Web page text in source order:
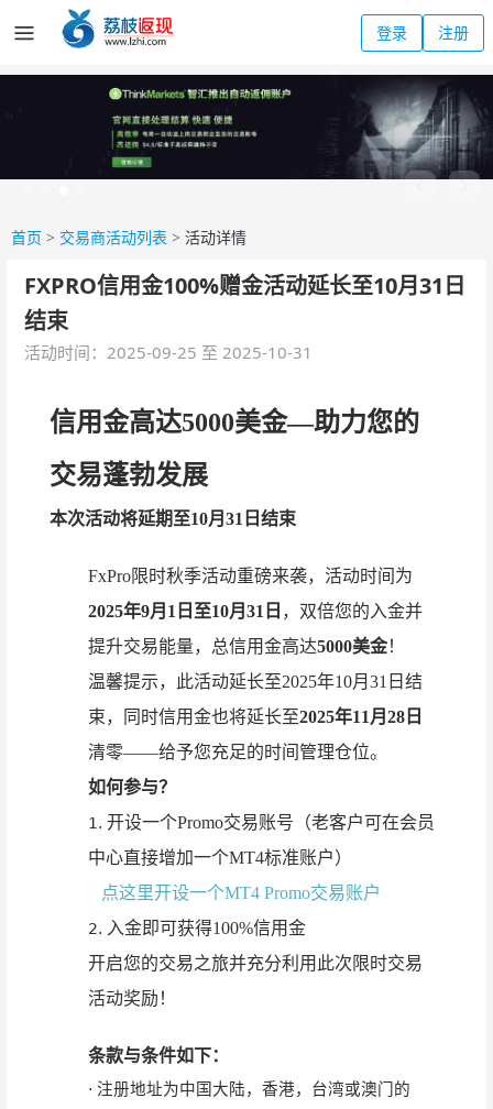
登录 注册
首页 > 交易商活动列表 > 活动详情
FXPRO信用金100%赠金活动延长至10月31日
结束
活动时间：2025-09-25 至 2025-10-31
信用金高达5000美金—助力您的
交易蓬勃发展
本次活动将延期至10月31日结束
FxPro限时秋季活动重磅来袭，活动时间为
2025年9月1日至10月31日 ，双倍您的入金并
提升交易能量，总信用金高达5000美金！
温馨提示，此活动延长至2025年10月31日结
束，同时信用金也将延长至2025年11月28日
清零——给予您充足的时间管理仓位。
如何参与？
1. 开设一个Promo交易账号（老客户可在会员
中心直接增加一个MT4标准账户）
点这里开设一个MT4 Promo交易账户
2. 入金即可获得100%信用金
开启您的交易之旅并充分利用此次限时交易
活动奖励！
条款与条件如下：
· 注册地址为中国大陆，香港，台湾或澳门的